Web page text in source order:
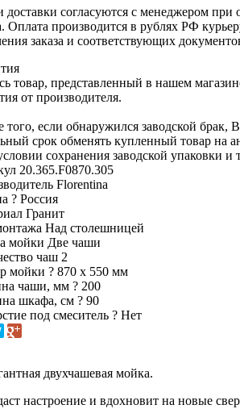
доставки согласуются с менеджером при
Оплата производится в рублях РФ
заказа и соответствующих
товар, представленный в нашем
от производителя.
того, если обнаружился заводской брак,
срок обменять купленный товар на
сохранения заводской упаковки и
20.365.F0870.305
Florentina
? Россия
Гранит
Над столешницей
мойки Две чаши
чаш 2
мойки ? 870 х 550 мм
чаши, мм ? 200
шкафа, см ? 90
под смеситель ? Нет
двухчашевая мойка.
настроение и вдохновит на новые